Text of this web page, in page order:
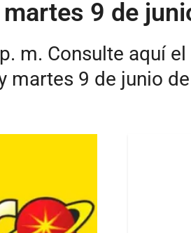
9 de
m. Consulte aquí
martes 9 de junio